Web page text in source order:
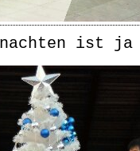
ist ja